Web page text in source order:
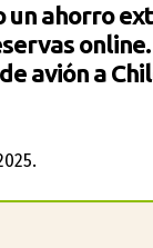
un ahorro
avión a